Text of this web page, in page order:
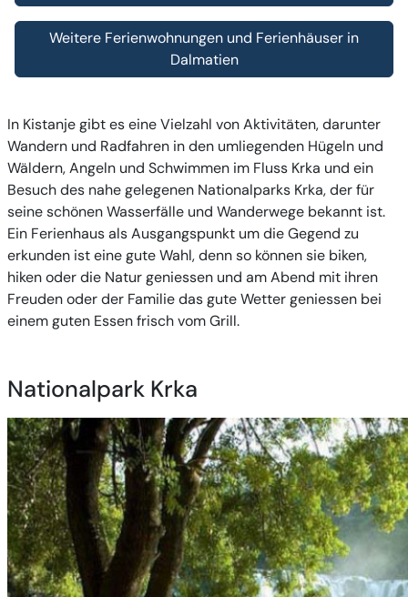
Weitere Ferienwohnungen und Ferienhäuser in
Dalmatien
In Kistanje gibt es eine Vielzahl von Aktivitäten, darunter
Wandern und Radfahren in den umliegenden Hügeln und
Wäldern, Angeln und Schwimmen im Fluss Krka und ein
Besuch des nahe gelegenen Nationalparks Krka, der für
seine schönen Wasserfälle und Wanderwege bekannt ist.
Ein Ferienhaus als Ausgangspunkt um die Gegend zu
erkunden ist eine gute Wahl, denn so können sie biken,
hiken oder die Natur geniessen und am Abend mit ihren
Freuden oder der Familie das gute Wetter geniessen bei
einem guten Essen frisch vom Grill.
Nationalpark Krka